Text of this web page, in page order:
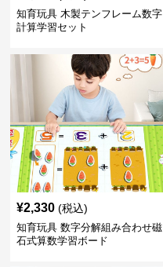
知育玩具 木製テンフレーム数字
計算学習セット
¥2,330 (税込)
知育玩具 数字分解組み合わせ磁
石式算数学習ボード